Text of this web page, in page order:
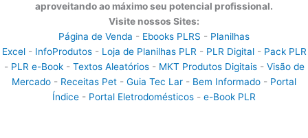
aproveitando ao máximo seu potencial profissional.
Visite nossos Sites:
Página de Venda - Ebooks PLRS - Planilhas
Excel- InfoProdutos- Loja de Planilhas PLR - PLR Digital- Pack PLR
- PLR e-Book- Textos Aleatórios- MKT Produtos Digitais- Visão de
Mercado - Receitas Pet - Guia Tec Lar - Bem Informado - Portal
Índice - Portal Eletrodomésticos - e-Book PLR